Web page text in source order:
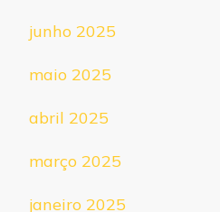
junho 2025
maio 2025
abril 2025
março 2025
janeiro 2025